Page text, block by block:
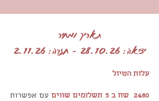
ממריאה בשעה 22:10 מרומא ונוחתת
02:30.סיום טיולחוזרות עם לב פועם,
וחברות חדשות.
תאריך ומחיר
יציאה: 28.10.26 - חזרה: 2.11.26
עלות הטיול
2480 שח ב 5 תשלומים שווים
עם אפשרות